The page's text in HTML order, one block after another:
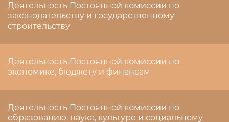
Деятельность Постоянной комиссии по
законодательству и государственному
строительству
Деятельность Постоянной комиссии по
экономике, бюджету и финансам
Деятельность Постоянной комиссии по
образованию, науке, культуре и социальному